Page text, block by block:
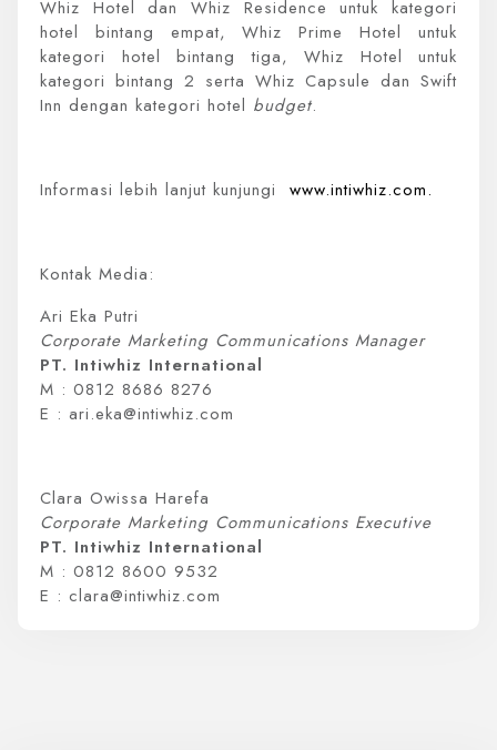
Whiz Hotel dan Whiz Residence untuk kategori
hotel bintang empat, Whiz Prime Hotel untuk
kategori hotel bintang tiga, Whiz Hotel untuk
kategori bintang 2 serta Whiz Capsule dan Swift
Inn dengan kategori hotel budget.
Informasi lebih lanjut kunjungi www.intiwhiz.com.
Kontak Media:
Ari Eka Putri
Corporate Marketing Communications Manager
PT. Intiwhiz International
M : 0812 8686 8276
E : ari.eka@intiwhiz.com
Clara Owissa Harefa
Corporate Marketing Communications Executive
PT. Intiwhiz International
M : 0812 8600 9532
E : clara@intiwhiz.com